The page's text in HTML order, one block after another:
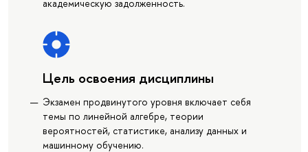
академическую задолженность.
Цель освоения дисциплины
Экзамен продвинутого уровня включает себя
темы по линейной алгебре, теории
вероятностей, статистике, анализу данных и
машинному обучению.